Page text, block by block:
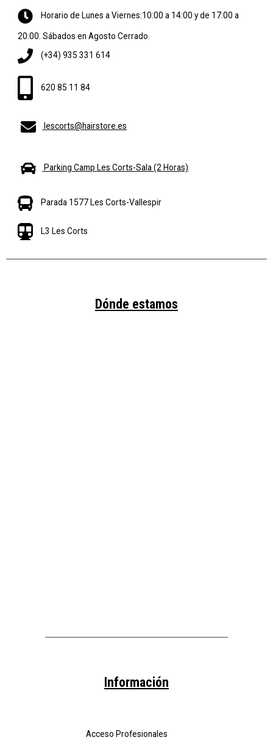
Horario de Lunes a Viernes:10:00 a 14:00 y de 17:00 a
20:00. Sábados en Agosto Cerrado.
(+34) 935 331 614
620 85 11 84
lescorts@hairstore.es
Parking Camp Les Corts-Sala (2 Horas)
Parada 1577 Les Corts-Vallespir
L3 Les Corts
Dónde estamos
Información
Acceso Profesionales